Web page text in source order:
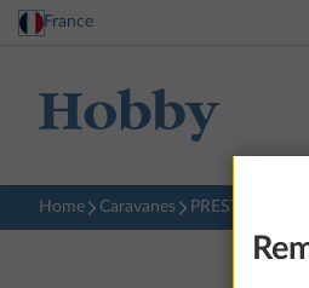
France
Home Caravanes PRESTIGE